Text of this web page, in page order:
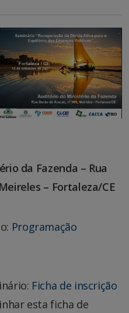
da Fazenda – Rua
– Fortaleza/CE
Programação
Ficha de inscrição
esta ficha de